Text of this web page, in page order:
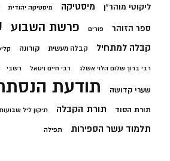
ליקוטי מוהר"ן מיסטיקה מיסטיקה יהודית
ספר הזוהר פורים פרשת השבוע
קבלה למתחיל קבלה מעשית קורונה
רבי ברוך שלום הלוי אשלג רבי חיים ויטאל רשבי
שערי קדושה תודעת
תורת הסוד תורת הקבלה תיקון ליל שבועות
תלמוד עשר הספירות תפילה